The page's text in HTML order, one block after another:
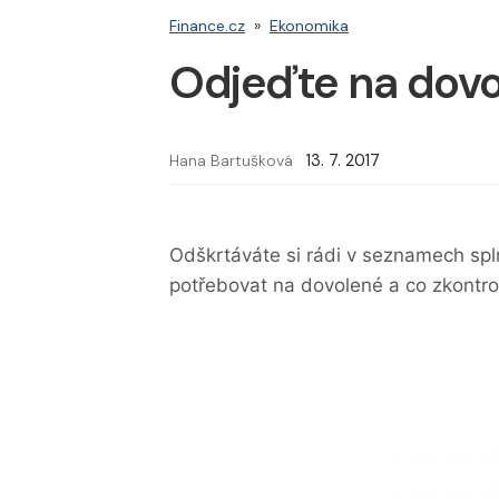
Finance.cz » Ekonomika
Odjeďte na
Hana Bartušková 13. 7. 2017
Odškrtáváte si rádi v seznamech
potřebovat na dovolené a co